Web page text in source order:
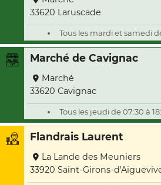
33620 Laruscade
Tous les mardi et samedi
Marché de Cavignac
Marché
33620 Cavignac
Tous les jeudi de 07:30 à
Flandrais Laurent
La Lande des Meuniers
33920 Saint-Girons-